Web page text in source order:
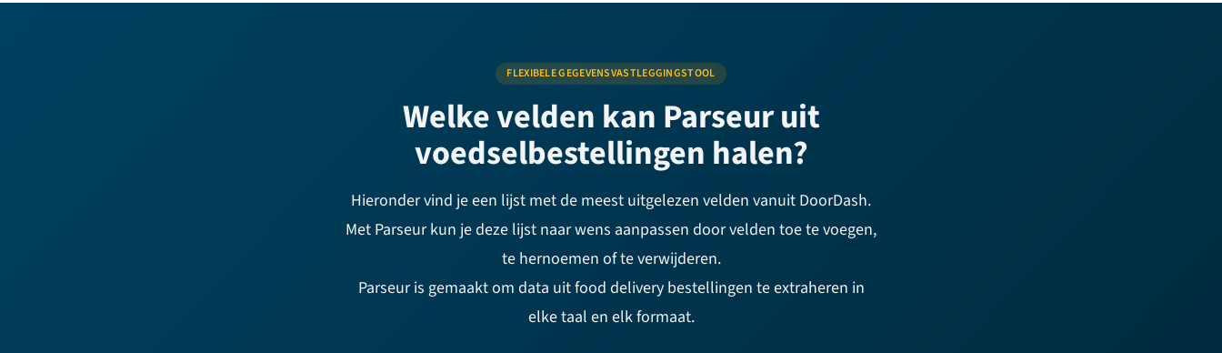
FLEXIBELE GEGEVENSVASTLEGGINGSTOOL
Welke velden kan Parseur uit
voedselbestellingen halen?
Hieronder vind je een lijst met de meest uitgelezen velden vanuit DoorDash.
Met Parseur kun je deze lijst naar wens aanpassen door velden toe te voegen,
te hernoemen of te verwijderen.
Parseur is gemaakt om data uit food delivery bestellingen te extraheren in
elke taal en elk formaat.